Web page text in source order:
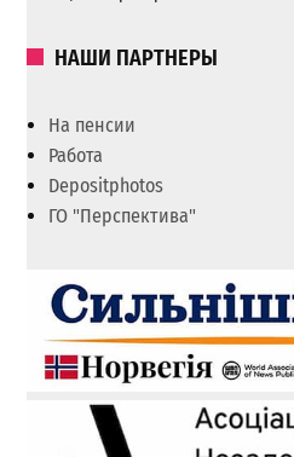
НАШИ ПАРТНЕРЫ
На пенсии
Работа
Depositphotos
ГО "Перспектива"